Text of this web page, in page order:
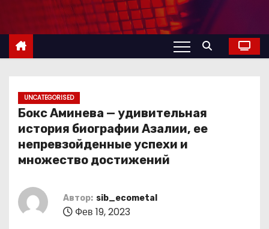
с
UNCATEGORISED
Бокс Аминева — удивительная
история биографии Азалии, ее
непревзойденные успехи и
множество достижений
Автор: sib_ecometal
Фев 19, 2023